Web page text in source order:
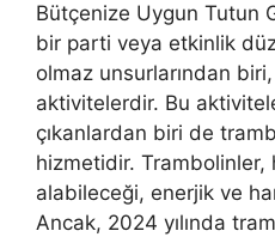
Bütçenize Uygun Tutun
bir parti veya etkinlik
olmaz unsurlarından
aktivitelerdir. Bu
çıkanlardan biri de
hizmetidir. Trambolinler,
alabileceği, enerjik ve
Ancak, 2024 yılında